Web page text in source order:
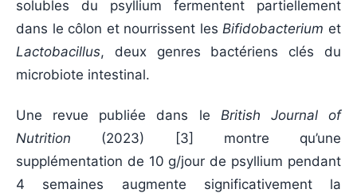
solubles du psyllium fermentent partiellement
dans le côlon et nourrissent les Bifidobacterium et
Lactobacillus, deux genres bactériens clés du
microbiote intestinal.
Une revue publiée dans le British Journal of
Nutrition (2023) [3] montre qu’une
supplémentation de 10 g/jour de psyllium pendant
4 semaines augmente significativement la